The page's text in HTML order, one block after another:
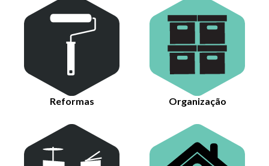
Reformas Organização